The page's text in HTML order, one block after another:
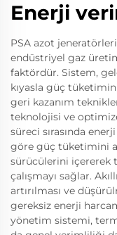
Enerji
PSA azot
endüstriyel gaz
faktördür. Sistem,
kıyasla güç
geri kazanım
teknolojisi ve
süreci sırasında
göre güç tüketimini
sürücülerini içererek
çalışmayı sağlar.
artırılması ve
gereksiz enerji
yönetim sistemi,